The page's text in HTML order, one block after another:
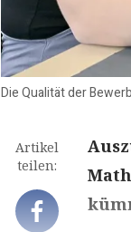
Die Qualität der
Artikel
teilen: